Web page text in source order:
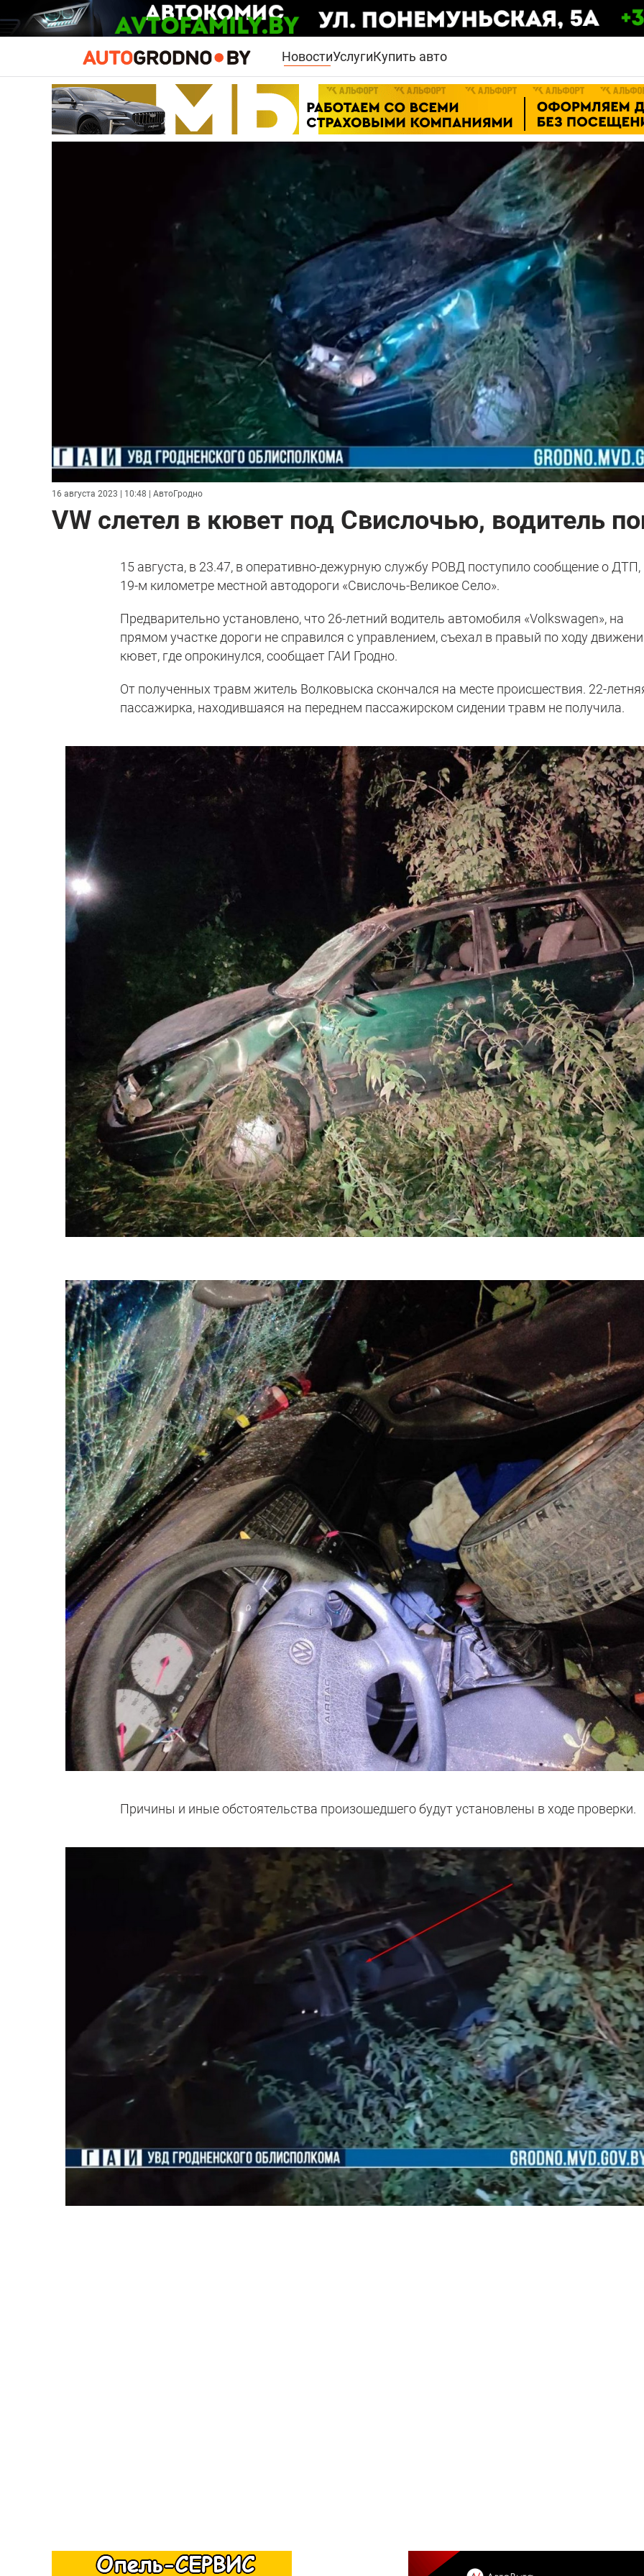
НовостиУслугиКупить авто
16 августа 2023 | 10:48 | АвтоГродно
VW слетел в кювет под Свислочью, водитель
15 августа, в 23.47, в оперативно-дежурную службу РОВД поступило сообщение о ДТП,
19-м километре местной автодороги «Свислочь-Великое Село».
Предварительно установлено, что 26-летний водитель автомобиля «Volkswagen», на
прямом участке дороги не справился с управлением, съехал в правый по ходу
кювет, где опрокинулся, сообщает ГАИ Гродно.
От полученных травм житель Волковыска скончался на месте происшествия. 22-
пассажирка, находившаяся на переднем пассажирском сидении травм не получила.
Причины и иные обстоятельства произошедшего будут установлены в ходе проверки.